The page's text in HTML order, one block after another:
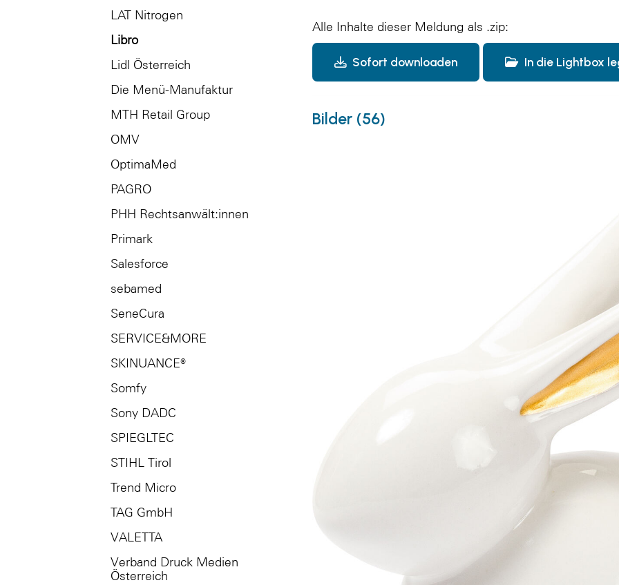
LAT Nitrogen
Libro
Lidl Österreich
Die Menü-Manufaktur
MTH Retail Group
OMV
OptimaMed
PAGRO
PHH Rechtsanwält:innen
Primark
Salesforce
sebamed
SeneCura
SERVICE&MORE
SKINUANCE®
Somfy
Sony DADC
SPIEGLTEC
STIHL Tirol
Trend Micro
TAG GmbH
VALETTA
Verband Druck Medien
Österreich
Alle Inhalte dieser Meldung als .zip:
Sofort downloaden In die Lightbox
Bilder (56)